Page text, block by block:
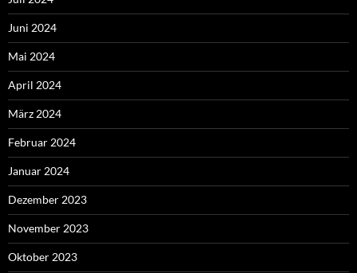
Juni 2024
Mai 2024
April 2024
März 2024
Februar 2024
Januar 2024
Dezember 2023
November 2023
Oktober 2023